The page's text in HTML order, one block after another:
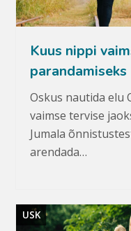
Kuus nippi
parandamiseks
Oskus nautida elu
vaimse tervise
Jumala
arendada…
USK